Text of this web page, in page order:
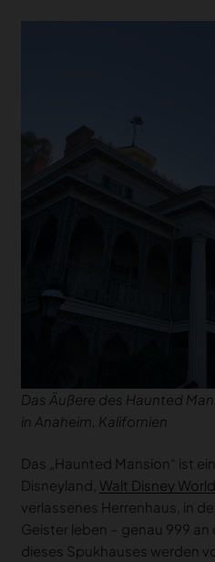
Das Äußere des Haunted
in Anaheim, Kalifornien
Das „Haunted Mansion“ ist
Disneyland, Walt Disney World
verlassenes Herrenhaus, in
Geister leben – genau 999 an
dieses Spukhauses werden